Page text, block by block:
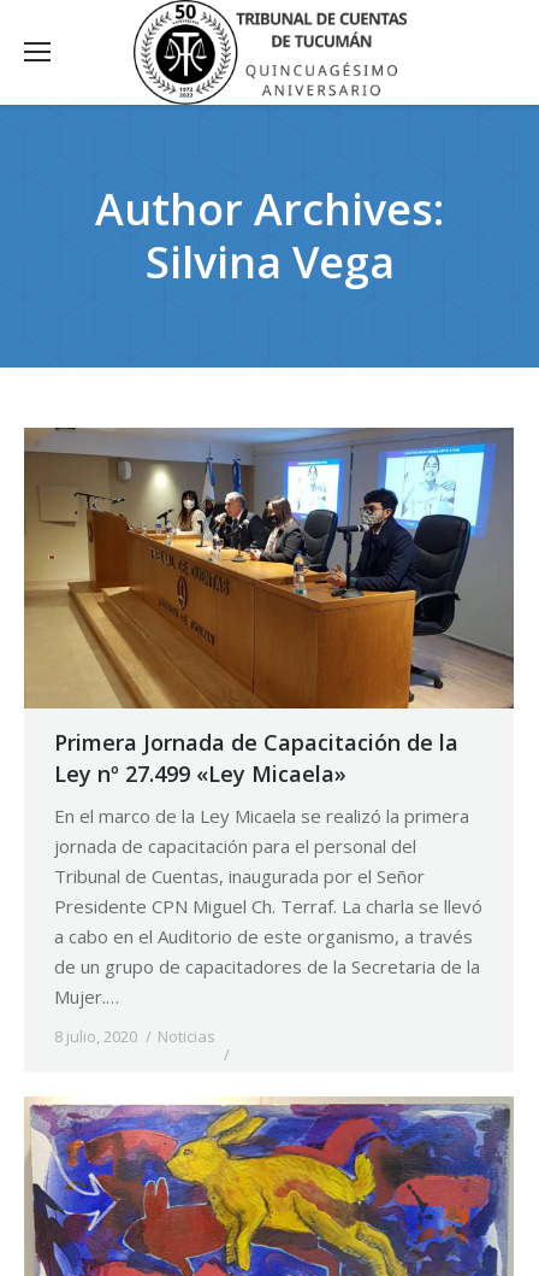
Author Archives:
Silvina Vega
Primera Jornada de Capacitación de la
Ley nº 27.499 «Ley Micaela»
En el marco de la Ley Micaela se realizó la primera
jornada de capacitación para el personal del
Tribunal de Cuentas, inaugurada por el Señor
Presidente CPN Miguel Ch. Terraf. La charla se llevó
a cabo en el Auditorio de este organismo, a través
de un grupo de capacitadores de la Secretaria de la
Mujer.…
8 julio, 2020 Noticias